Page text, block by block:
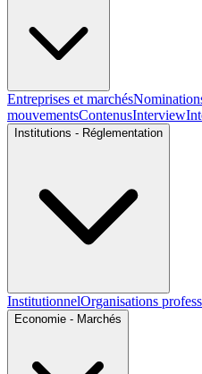
Entreprises et marchés
mouvementsContenusInterview
Institutions - Réglementation
InstitutionnelOrganisations
Economie - Marchés